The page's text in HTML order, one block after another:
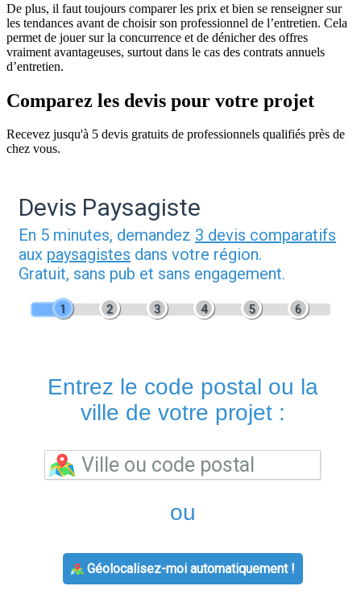
De plus, il faut toujours comparer les prix et bien se renseigner sur
les tendances avant de choisir son professionnel de l’entretien. Cela
permet de jouer sur la concurrence et de dénicher des offres
vraiment avantageuses, surtout dans le cas des contrats annuels
d’entretien.
Comparez les devis pour votre projet
Recevez jusqu'à 5 devis gratuits de professionnels qualifiés près de
chez vous.
Devis Paysagiste
En 5 minutes, demandez 3 devis comparatifs
aux paysagistes dans votre région.
Gratuit, sans pub et sans engagement.
1 2 3 4 5 6
Entrez le code postal ou la
ville de votre projet :
ou
Géolocalisez-moi automatiquement !